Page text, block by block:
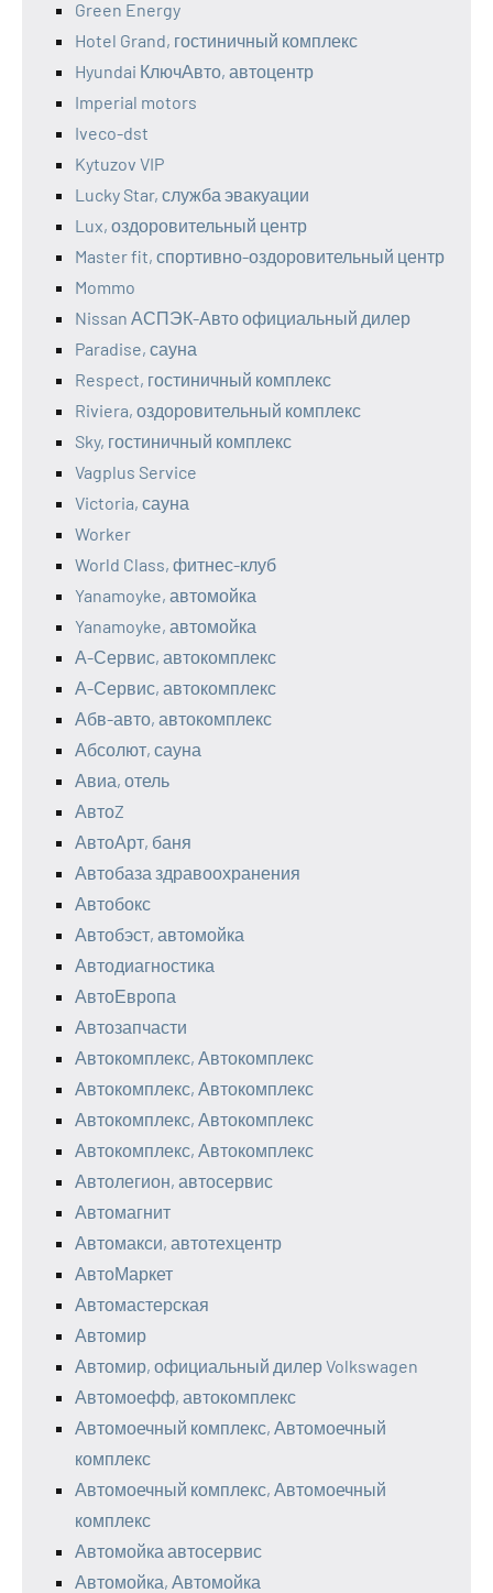
Green Energy
Hotel Grand, гостиничный комплекс
Hyundai КлючАвто, автоцентр
Imperial motors
Iveco-dst
Kytuzov VIP
Lucky Star, служба эвакуации
Lux, оздоровительный центр
Master fit, спортивно-оздоровительный центр
Mommo
Nissan АСПЭК-Авто официальный дилер
Paradise, сауна
Respect, гостиничный комплекс
Riviera, оздоровительный комплекс
Sky, гостиничный комплекс
Vagplus Service
Victoria, сауна
Worker
World Class, фитнес-клуб
Yanamoyke, автомойка
Yanamoyke, автомойка
А-Сервис, автокомплекс
А-Сервис, автокомплекс
Абв-авто, автокомплекс
Абсолют, сауна
Авиа, отель
АвтоZ
АвтоАрт, баня
Автобаза здравоохранения
Автобокс
Автобэст, автомойка
Автодиагностика
АвтоЕвропа
Автозапчасти
Автокомплекс, Автокомплекс
Автокомплекс, Автокомплекс
Автокомплекс, Автокомплекс
Автокомплекс, Автокомплекс
Автолегион, автосервис
Автомагнит
Автомакси, автотехцентр
АвтоМаркет
Автомастерская
Автомир
Автомир, официальный дилер Volkswagen
Автомоефф, автокомплекс
Автомоечный комплекс, Автомоечный
комплекс
Автомоечный комплекс, Автомоечный
комплекс
Автомойка автосервис
Автомойка, Автомойка